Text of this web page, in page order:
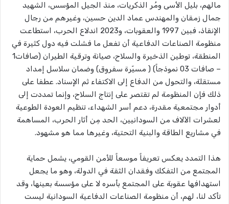
مالهم، بليل الأسى ومُر الذكريات، منذ الجيل المؤسس، الشهيد
جمال زمقان والمهندس عماد الدين حسين، وغيرهم من رجال
الإنقاذ، فبين 1997 والعقوبات، و2023 اندلاع الحرب، استطاعت
منظومة الصناعات الدفاعية أن تفعل ما فشلت فيه دول كثيرة في
المنطقة، توطين الذخيرة والسلاح، صيانة وترقية الطيران (صافات1
– صافات 03 نموذجاً) ( مسيّرة سفروق) وضمان سلاسل إمداد
مستقلة، والتحول من الدفاع إلى الاكتفاء ثم الإسناد. عطفا على
ذلك فإن المنظومة لم تقتصر على إنتاج السلاح، وإنما تمددت إلى
أدوار مجتمعية مقدرة، دعم أسر الشهداء، تنظيم العودة الطوعية
لعشرات الآلاف من السودانيين، الحد مِن أثار الحرب، المساهمة
في مشاريع الطاقة والبنية التحتية، وغيرها مما هو مشهود.
هذا التمدد يعكس تعريفاً موسعاً للأمن القومي، يشمل حماية
المجتمع من التفكك وفقدان الثقة في الدولة، وهو ما يجعل
استهدافها عقوبة على المجتمع بأسره لا على مؤسسة بعينها، وقد
تأكد لنا، لهم، أن منظومة الصناعات الدفاعية السودانية ليست